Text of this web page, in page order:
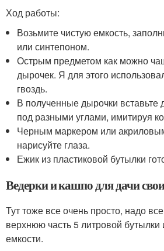
Ход работы:
Возьмите чистую емкость,
или синтепоном.
Острым предметом как можно
дырочек. Я для этого
гвоздь.
В полученные дырочки
под разными углами, имитируя
Черным маркером или
нарисуйте глаза.
Ежик из пластиковой бутылки
Ведерки и кашпо для дачи
Тут тоже все очень просто, надо
верхнюю часть 5 литровой бутылки
емкости.